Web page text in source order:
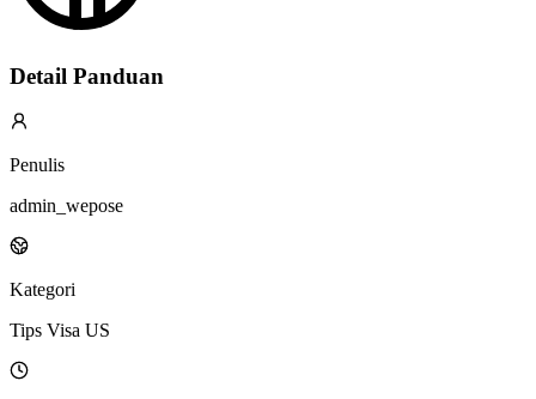
Detail Panduan
Penulis
admin_wepose
Kategori
Tips Visa US